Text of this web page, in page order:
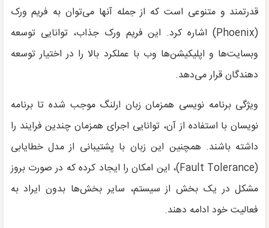
قدرتمند و متنوعی است که از جمله آنها می‌توان به فریم ورک
(Phoenix) اشاره کرد. این فریم ورک جذاب، توانایی توسعه
وبسایت‌ها و اپلیکیشن‌ها وب با عملکرد بالا را در اختیار توسعه
دهندگان قرار می‌دهد.
ویژگی برنامه نویسی همزمان زبان ارلنگ موجب شده تا برنامه
نویسان با استفاده از آن، توانایی اجرای همزمان چندین فرایند را
داشته باشند. همچنین این زبان با پشتیبانی از مدل خطایابی
(Fault Tolerance)، این امکان را ایجاد کرده که در صورت بروز
مشکل در یک بخش از سیستم، سایر بخش‌ها بدون ایراد به
فعالیت خود ادامه دهند.